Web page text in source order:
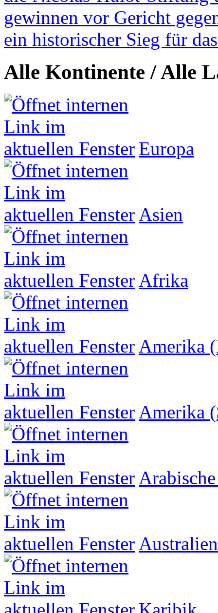
gewinnen vor Gericht
ein historischer Sieg für
Alle Kontinente / Alle
Europa
Asien
Afrika
Amerika
Amerika
Australien